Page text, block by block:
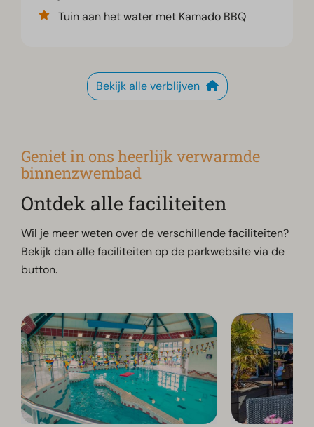
Tuin aan het water met Kamado BBQ
Bekijk alle verblijven
Geniet in ons heerlijk verwarmde
binnenzwembad
Ontdek alle faciliteiten
Wil je meer weten over de verschillende faciliteiten?
Bekijk dan alle faciliteiten op de parkwebsite via de
button.